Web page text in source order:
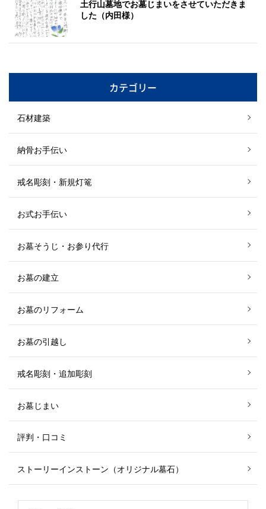
土行山墓地でお墓じまいをさせていただきま
した（内田様）
カテゴリー
石材建築
納骨お手伝い
戒名彫刻・新規灯篭
お式お手伝い
お墓そうじ・お参り代行
お墓の建立
お墓のリフォーム
お墓の引越し
戒名彫刻・追加彫刻
お墓じまい
評判・口コミ
ストーリーインストーン（オリジナル墓石）